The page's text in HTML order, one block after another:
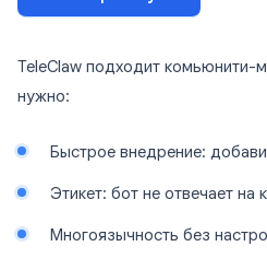
TeleClaw подходит
нужно:
Быстрое внедрение:
Этикет: бот не отвечает на
Многоязычность без